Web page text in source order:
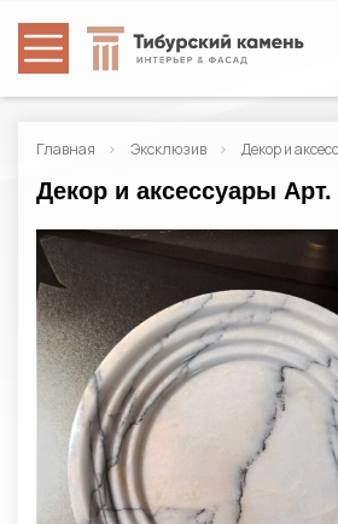
Главная Эксклюзив Декор и
Декор и аксессуары Арт.